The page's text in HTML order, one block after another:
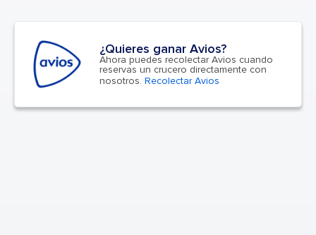
¿Quieres ganar Avios?
Ahora puedes recolectar Avios cuando
reservas un crucero directamente con
nosotros. Recolectar Avios